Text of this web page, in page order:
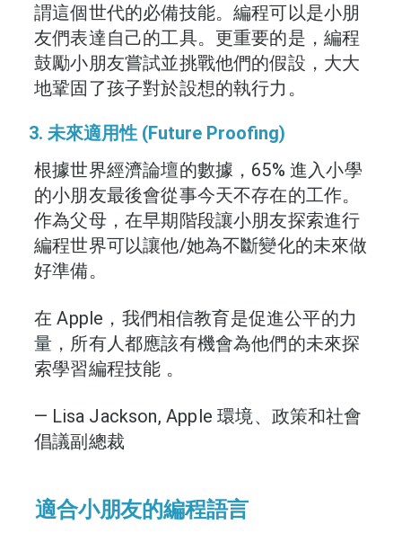
謂這個世代的必備技能。編程可以是小朋
友們表達自己的工具。更重要的是，編程
鼓勵小朋友嘗試並挑戰他們的假設，大大
地鞏固了孩子對於設想的執行力。
3. 未來適用性 (Future Proofing)
根據世界經濟論壇的數據，65% 進入小學
的小朋友最後會從事今天不存在的工作。
作為父母，在早期階段讓小朋友探索進行
編程世界可以讓他/她為不斷變化的未來做
好準備。
在 Apple，我們相信教育是促進公平的力
量，所有人都應該有機會為他們的未來探
索學習編程技能 。
— Lisa Jackson, Apple 環境、政策和社會
倡議副總裁
適合小朋友的編程語言